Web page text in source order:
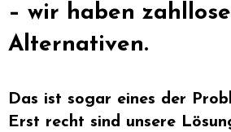
– wir haben zahllose
Alternativen.
Das ist sogar eines der
Erst recht sind unsere